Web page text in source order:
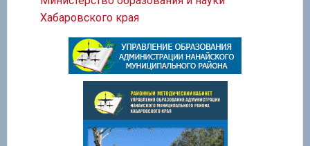
Хабаровского края